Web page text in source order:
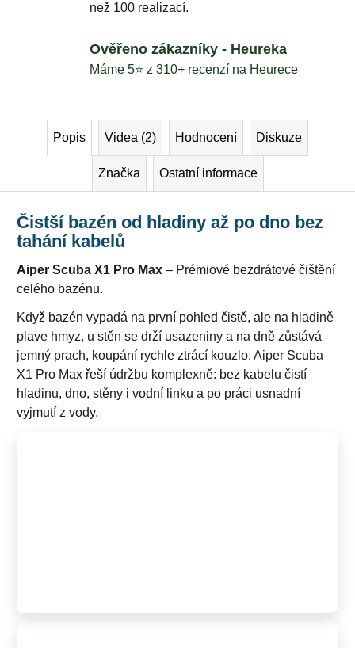
než 100 realizací.
Ověřeno zákazníky - Heureka
Máme 5⭐️ z 310+ recenzí na Heurece
Popis Videa (2) Hodnocení Diskuze
Značka Ostatní informace
Čistší bazén od hladiny až po dno bez
tahání kabelů
Aiper Scuba X1 Pro Max – Prémiové bezdrátové čištění
celého bazénu.
Když bazén vypadá na první pohled čistě, ale na hladině
plave hmyz, u stěn se drží usazeniny a na dně zůstává
jemný prach, koupání rychle ztrácí kouzlo. Aiper Scuba
X1 Pro Max řeší údržbu komplexně: bez kabelu čistí
hladinu, dno, stěny i vodní linku a po práci usnadní
vyjmutí z vody.